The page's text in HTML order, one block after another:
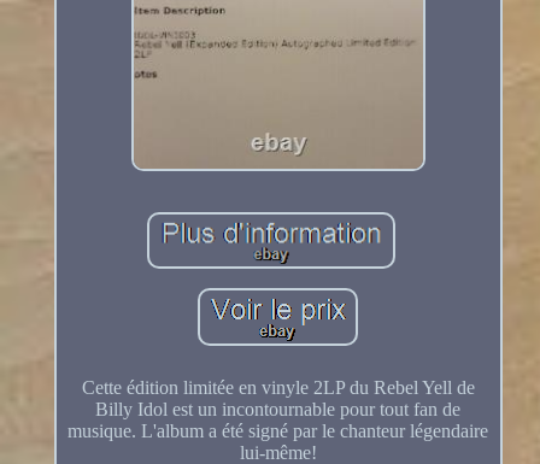
Cette édition limitée en vinyle 2LP du Rebel Yell de
Billy Idol est un incontournable pour tout fan de
musique. L'album a été signé par le chanteur légendaire
lui-même!